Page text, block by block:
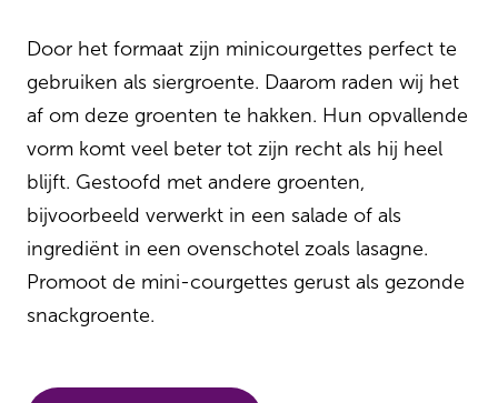
Door het formaat zijn minicourgettes perfect te
gebruiken als siergroente. Daarom raden wij het
af om deze groenten te hakken. Hun opvallende
vorm komt veel beter tot zijn recht als hij heel
blijft. Gestoofd met andere groenten,
bijvoorbeeld verwerkt in een salade of als
ingrediënt in een ovenschotel zoals lasagne.
Promoot de mini-courgettes gerust als gezonde
snackgroente.